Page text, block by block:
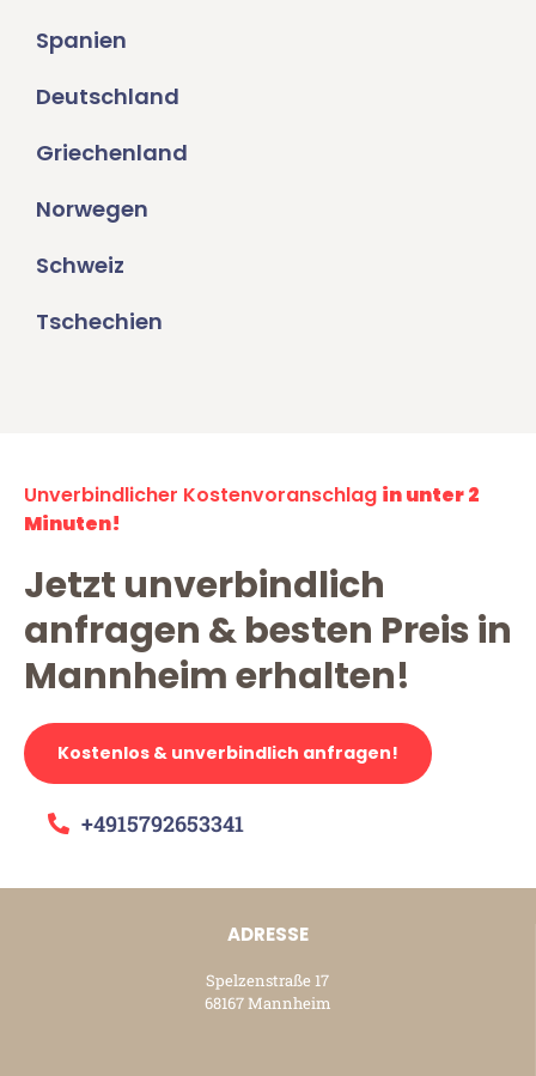
Spanien
Deutschland
Griechenland
Norwegen
Schweiz
Tschechien
Unverbindlicher Kostenvoranschlag in unter 2
Minuten!
Jetzt unverbindlich
anfragen & besten Preis in
Mannheim erhalten!
Kostenlos & unverbindlich anfragen!
+4915792653341
ADRESSE
Spelzenstraße 17
68167 Mannheim